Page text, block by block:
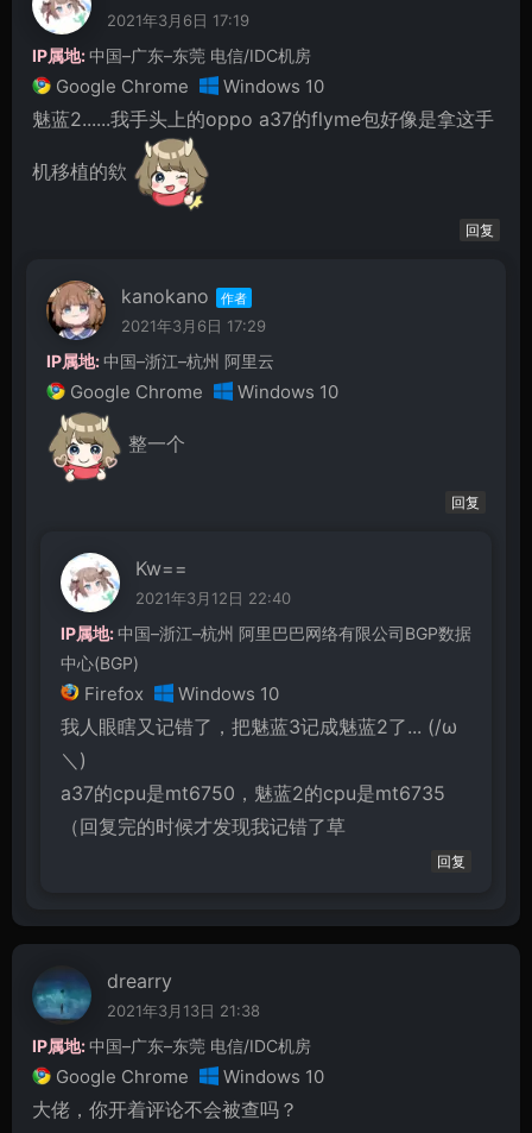
2021年3月6日 17:19
IP属地:中国–广东–东莞 电信/IDC机房
Google Chrome Windows 10
魅蓝2......我手头上的oppo a37的flyme包好像是拿这手
机移植的欸
回复
kanokano
2021年3月6日 17:29
IP属地:中国–浙江–杭州 阿里云
Google Chrome Windows 10
整一个
回复
Kw==
2021年3月12日 22:40
IP属地:中国–浙江–杭州 阿里巴巴网络有限公司BGP数据
中心(BGP)
Firefox Windows 10
我人眼瞎又记错了，把魅蓝3记成魅蓝2了... (/ω
＼)
a37的cpu是mt6750，魅蓝2的cpu是mt6735
（回复完的时候才发现我记错了草
回复
drearry
2021年3月13日 21:38
IP属地:中国–广东–东莞 电信/IDC机房
Google Chrome Windows 10
大佬，你开着评论不会被查吗？